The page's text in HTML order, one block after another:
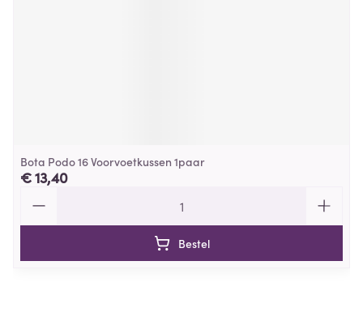
Bota Podo 16 Voorvoetkussen 1paar
€ 13,40
Bestel